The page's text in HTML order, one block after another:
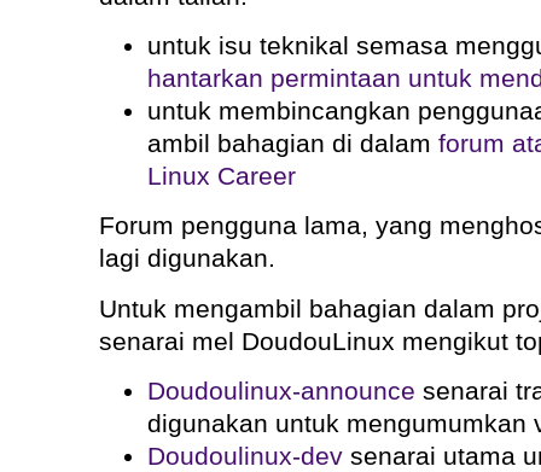
untuk isu teknikal semasa
hantarkan permintaan untuk
untuk membincangkan
ambil bahagian di dalam forum
Linux Career
Forum pengguna lama, yang
lagi digunakan.
Untuk mengambil bahagian dalam
senarai mel DoudouLinux mengikut
Doudoulinux-announce senarai
digunakan untuk mengumumkan
Doudoulinux-devsenarai utama